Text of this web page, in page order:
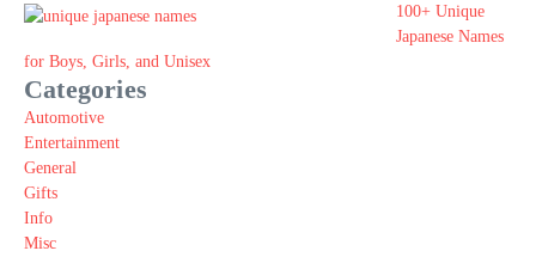
100+ Unique
Japanese Names
for Boys, Girls, and Unisex
Categories
Automotive
Entertainment
General
Gifts
Info
Misc